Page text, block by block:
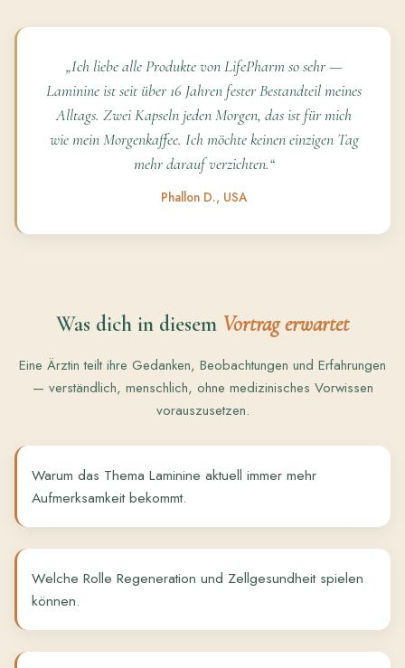
„Ich liebe alle Produkte von LifePharm so sehr —
Laminine ist seit über 16 Jahren fester Bestandteil meines
Alltags. Zwei Kapseln jeden Morgen, das ist für mich
wie mein Morgenkaffee. Ich möchte keinen einzigen Tag
mehr darauf verzichten.“
Phallon D., USA
Was dich in diesem Vortrag erwartet
Eine Ärztin teilt ihre Gedanken, Beobachtungen und Erfahrungen
— verständlich, menschlich, ohne medizinisches Vorwissen
vorauszusetzen.
Warum das Thema Laminine aktuell immer mehr
Aufmerksamkeit bekommt.
Welche Rolle Regeneration und Zellgesundheit spielen
können.